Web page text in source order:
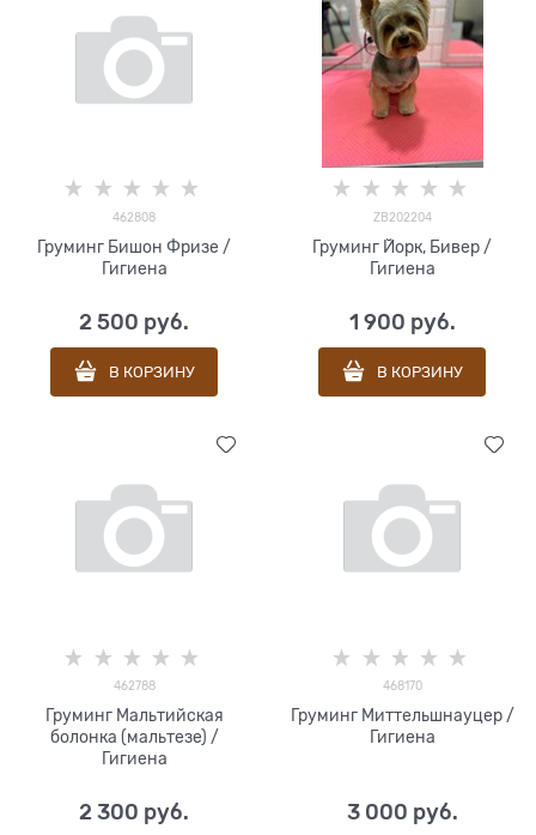
462808
Груминг Бишон Фризе /
Гигиена
2 500 руб.
В КОРЗИНУ
ZB202204
Груминг Йорк, Бивер /
Гигиена
1 900 руб.
В КОРЗИНУ
462788
Груминг Мальтийская
болонка (мальтезе) /
Гигиена
2 300 руб.
468170
Груминг Миттельшнауцер /
Гигиена
3 000 руб.